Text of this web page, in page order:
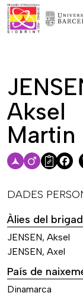
Aksel
Martin
DADES
Àlies del
JENSEN, Aksel
JENSEN, Axel
País de
Dinamarca